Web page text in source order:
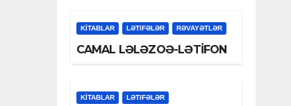
KİTABLAR LƏTIFƏLƏR RƏVAYƏTLƏR
CAMAL LƏLƏZOƏ-LƏTİFON
KİTABLAR LƏTIFƏLƏR